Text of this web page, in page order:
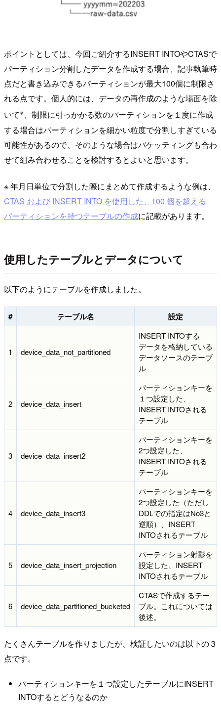
ポイントとしては、今回ご紹介するINSERT INTOやCTASで
パーティション分割したデータを作成する場合、記事執筆時
点だと書き込みできるパーティションが最大100個に制限さ
れる点です。個人的には、データの再作成のような場面を除
いて※、制限に引っかかる数のパーティションを１度に作成
する場合はパーティションを細かい粒度で分割しすぎている
可能性があるので、そのような場合はバケッティングも合わ
せて組み合わせることを検討するとよいと思います。
※ 年月日単位で分割した際にまとめて作成するような例は、
CTAS および INSERT INTO を使用した、100 個を超える
パーティションを持つテーブルの作成に記載があります。
使用したテーブルとデータについて
以下のようにテーブルを作成しました。
# テーブル名 設定
1 device_data_not_partitioned
INSERT INTOする
データを格納している
データソースのテーブ
ル
2 device_data_insert
パーティションキーを
１つ設定した、
INSERT INTOされる
テーブル
3 device_data_insert2
パーティションキーを
2つ設定した、
INSERT INTOされる
テーブル
4 device_data_insert3
パーティションキーを
2つ設定した（ただし
DDLでの指定はNo3と
逆順）、INSERT
INTOされるテーブル
5 device_data_insert_projection
パーティション射影を
設定した、INSERT
INTOされるテーブル
6 device_data_partitioned_bucketed
CTASで作成するテー
ブル。これについては
後述。
たくさんテーブルを作りましたが、検証したいのは以下の３
点です。
パーティションキーを１つ設定したテーブルにINSERT
INTOするとどうなるのか